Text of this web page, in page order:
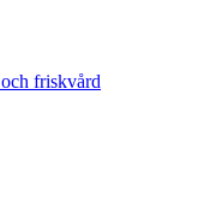
friskvård